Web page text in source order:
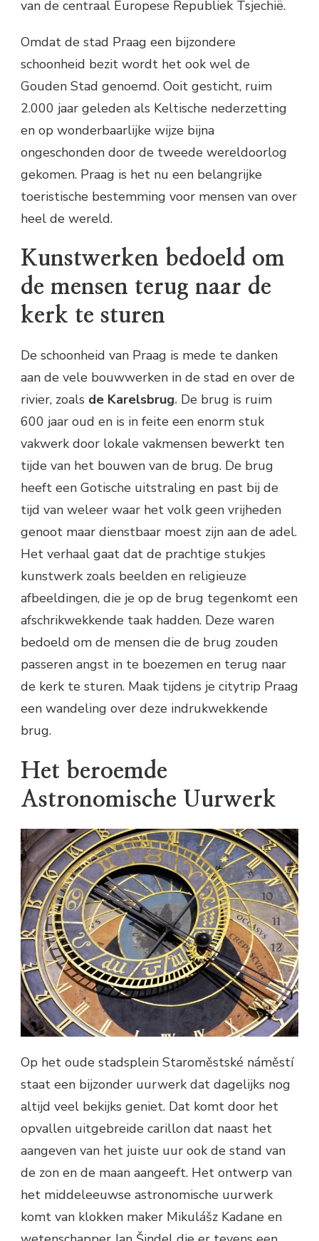
van de centraal Europese Republiek Tsjechië.
Omdat de stad Praag een bijzondere
schoonheid bezit wordt het ook wel de
Gouden Stad genoemd. Ooit gesticht, ruim
2.000 jaar geleden als Keltische nederzetting
en op wonderbaarlijke wijze bijna
ongeschonden door de tweede wereldoorlog
gekomen. Praag is het nu een belangrijke
toeristische bestemming voor mensen van over
heel de wereld.
Kunstwerken bedoeld om
de mensen terug naar de
kerk te sturen
De schoonheid van Praag is mede te danken
aan de vele bouwwerken in de stad en over de
rivier, zoals de Karelsbrug. De brug is ruim
600 jaar oud en is in feite een enorm stuk
vakwerk door lokale vakmensen bewerkt ten
tijde van het bouwen van de brug. De brug
heeft een Gotische uitstraling en past bij de
tijd van weleer waar het volk geen vrijheden
genoot maar dienstbaar moest zijn aan de adel.
Het verhaal gaat dat de prachtige stukjes
kunstwerk zoals beelden en religieuze
afbeeldingen, die je op de brug tegenkomt een
afschrikwekkende taak hadden. Deze waren
bedoeld om de mensen die de brug zouden
passeren angst in te boezemen en terug naar
de kerk te sturen. Maak tijdens je citytrip Praag
een wandeling over deze indrukwekkende
brug.
Het beroemde
Astronomische Uurwerk
Op het oude stadsplein Staroměstské náměstí
staat een bijzonder uurwerk dat dagelijks nog
altijd veel bekijks geniet. Dat komt door het
opvallen uitgebreide carillon dat naast het
aangeven van het juiste uur ook de stand van
de zon en de maan aangeeft. Het ontwerp van
het middeleeuwse astronomische uurwerk
komt van klokken maker Mikulášz Kadane en